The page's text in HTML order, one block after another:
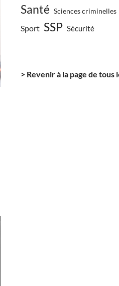
Santé Sciences criminelles
Sport SSP Sécurité
> Revenir à la page de